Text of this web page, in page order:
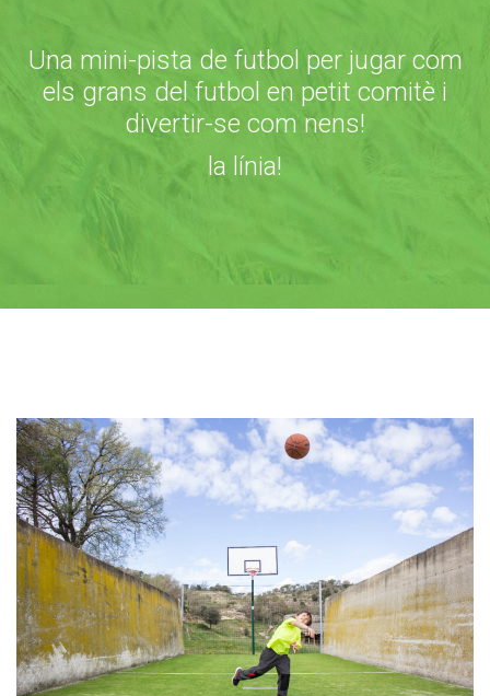
Una mini-pista de futbol per jugar com
els grans del futbol en petit comitè i
divertir-se com nens!
la línia!